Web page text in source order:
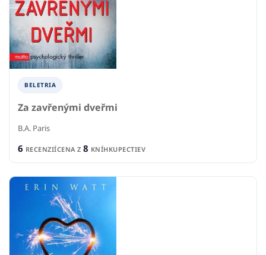
BELETRIA
Za zavřenými dveřmi
B.A. Paris
6 RECENZIÍCENA Z 8 KNÍHKUPECTIEV